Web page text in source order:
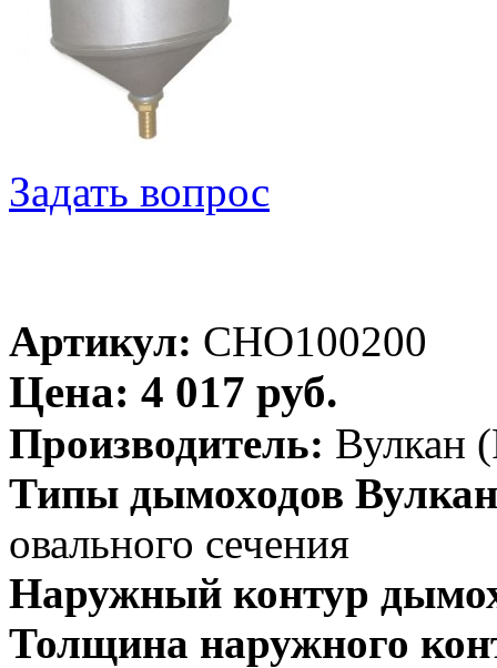
Задать вопрос
Артикул: CHO100200
Цена: 4 017 руб.
Производитель: Вулкан
Типы дымоходов
овального сечения
Наружный контур
Толщина наружного